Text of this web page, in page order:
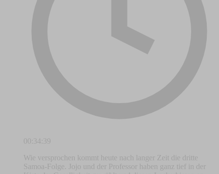
00:34:39
Wie versprochen kommt heute nach langer Zeit die dritte
Samoa-Folge. Jojo und der Professor haben ganz tief in der